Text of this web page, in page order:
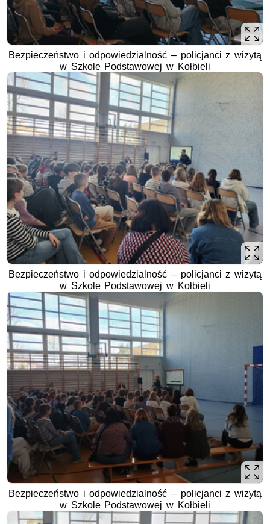
Bezpieczeństwo i odpowiedzialność – policjanci z wizytą
w Szkole Podstawowej w Kołbieli
Bezpieczeństwo i odpowiedzialność – policjanci z wizytą
w Szkole Podstawowej w Kołbieli
Bezpieczeństwo i odpowiedzialność – policjanci z wizytą
w Szkole Podstawowej w Kołbieli